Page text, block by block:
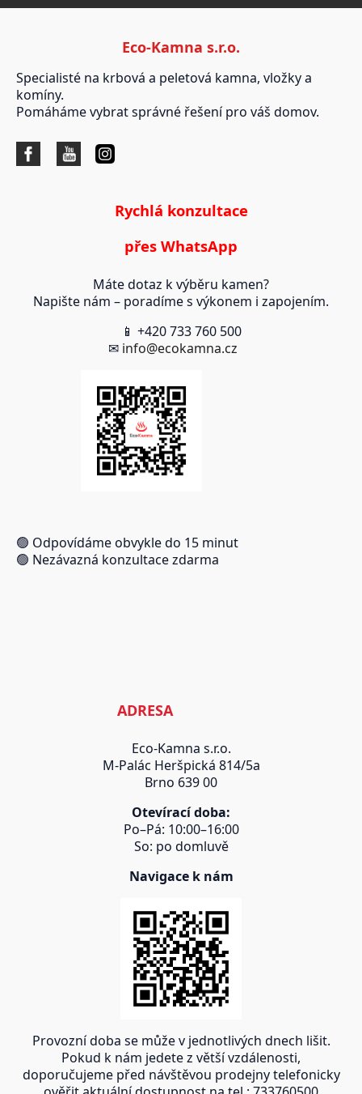
Eco-Kamna s.r.o.
Specialisté na krbová a peletová kamna, vložky a
komíny.
Pomáháme vybrat správné řešení pro váš domov.
Rychlá konzultace
přes WhatsApp
Máte dotaz k výběru kamen?
Napište nám – poradíme s výkonem i zapojením.
📱 +420 733 760 500
✉ info@ecokamna.cz
🟢 Odpovídáme obvykle do 15 minut
🟢 Nezávazná konzultace zdarma
ADRESA
Eco-Kamna s.r.o.
M-Palác Heršpická 814/5a
Brno 639 00
Otevírací doba:
Po–Pá: 10:00–16:00
So: po domluvě
Navigace k nám
Provozní doba se může v jednotlivých dnech lišit.
Pokud k nám jedete z větší vzdálenosti,
doporučujeme před návštěvou prodejny telefonicky